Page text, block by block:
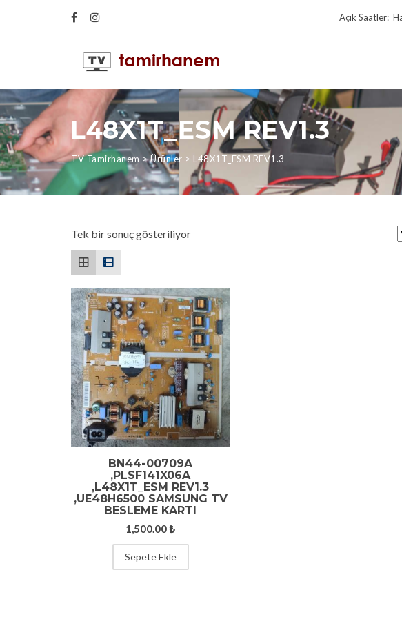
Açık Saatler:
L48X1T_ESM REV1.3
TV Tamirhanem >Ürünler > L48X1T_ESM REV1.3
Tek bir sonuç gösteriliyor
BN44-00709A
,PLSF141X06A
,L48X1T_ESM REV1.3
,UE48H6500 SAMSUNG TV
BESLEME KARTI
1,500.00₺
Sepete Ekle